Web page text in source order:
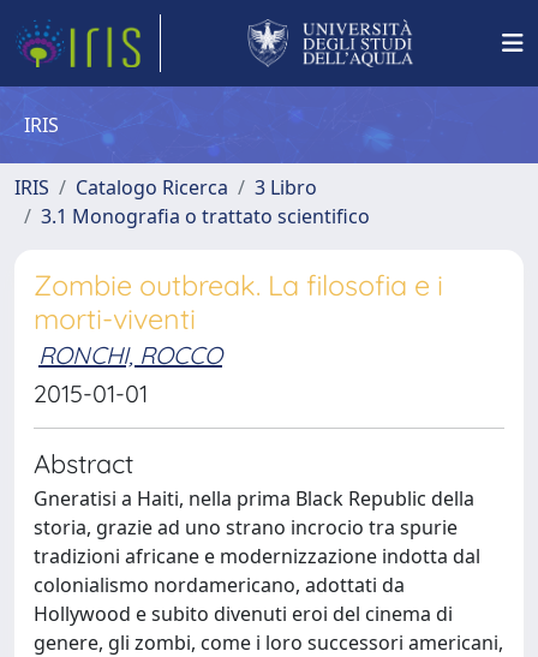
IRIS
IRIS Catalogo Ricerca
3 Libro
3.1 Monografia o trattato scientifico
Zombie outbreak. La filosofia e i
morti-viventi
RONCHI, ROCCO
2015-01-01
Abstract
Gneratisi a Haiti, nella prima Black Republic della
storia, grazie ad uno strano incrocio tra spurie
tradizioni africane e modernizzazione indotta dal
colonialismo nordamericano, adottati da
Hollywood e subito divenuti eroi del cinema di
genere, gli zombi, come i loro successori americani,